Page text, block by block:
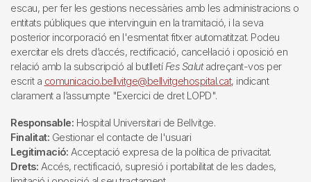
escau, per fer les gestions necessàries amb les administracions o
entitats públiques que intervinguin en la tramitació, i la seva
posterior incorporació en l'esmentat fitxer automatitzat. Podeu
exercitar els drets d’accés, rectificació, cancel·lació i oposició en
relació amb la subscripció al butlletí Fes Salutadreçant-vos per
escrit a comunicacio.bellvitge@bellvitgehospital.cat, indicant
clarament a l’assumpte "Exercici de dret LOPD".
Responsable: Hospital Universitari de Bellvitge.
Finalitat: Gestionar el contacte de l'usuari
Legitimació: Acceptació expresa de la política de privacitat.
Drets: Accés, rectificació, supresió i portabilitat de les dades,